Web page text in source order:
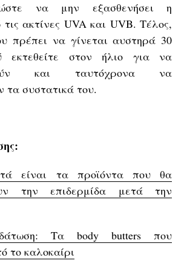
να μην εξασθενήσει η
ακτίνες UVA και UVB. Τέλος,
πρέπει να γίνεται αυστηρά 30
εκτεθείτε στον ήλιο για να
και ταυτόχρονα να
τα συστατικά του.
είναι τα προϊόντα που θα
την επιδερμίδα μετά την
Τα body butters που
το καλοκαίρι